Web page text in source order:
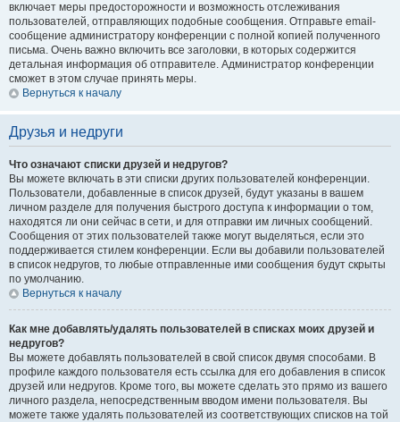
включает меры предосторожности и возможность отслеживания
пользователей, отправляющих подобные сообщения. Отправьте email-
сообщение администратору конференции с полной копией полученного
письма. Очень важно включить все заголовки, в которых содержится
детальная информация об отправителе. Администратор конференции
сможет в этом случае принять меры.
Вернуться к началу
Друзья и недруги
Что означают списки друзей и недругов?
Вы можете включать в эти списки других пользователей конференции.
Пользователи, добавленные в список друзей, будут указаны в вашем
личном разделе для получения быстрого доступа к информации о том,
находятся ли они сейчас в сети, и для отправки им личных сообщений.
Сообщения от этих пользователей также могут выделяться, если это
поддерживается стилем конференции. Если вы добавили пользователей
в список недругов, то любые отправленные ими сообщения будут скрыты
по умолчанию.
Вернуться к началу
Как мне добавлять/удалять пользователей в списках моих друзей и
недругов?
Вы можете добавлять пользователей в свой список двумя способами. В
профиле каждого пользователя есть ссылка для его добавления в список
друзей или недругов. Кроме того, вы можете сделать это прямо из вашего
личного раздела, непосредственным вводом имени пользователя. Вы
можете также удалять пользователей из соответствующих списков на той